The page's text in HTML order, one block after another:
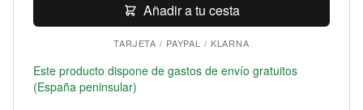
Veined
Tortoise
cantidad
Añadir a tu cesta
TARJETA / PAYPAL / KLARNA
Este producto dispone de gastos de envío gratuitos
(España peninsular)